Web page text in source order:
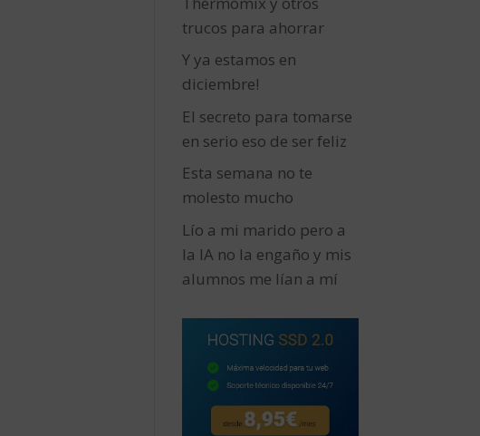
trucos para ahorrar
Y ya estamos en
diciembre!
El secreto para tomarse
en serio eso de ser feliz
Esta semana no te
molesto mucho
Lío a mi marido pero a
la IA no la engaño y mis
alumnos me lían a mí